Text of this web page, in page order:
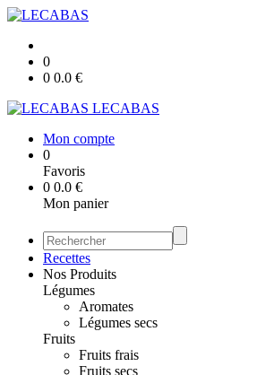
0
0 0.0 €
LECABAS
Mon compte
0
Favoris
0 0.0 €
Mon panier
Recettes
Nos Produits
Légumes
Aromates
Légumes secs
Fruits
Fruits frais
Fruits secs